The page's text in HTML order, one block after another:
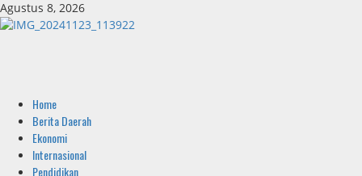
Skip
to
Agustus 8, 2026
Primary
Menu
Home
Berita Daerah
Ekonomi
Internasional
Pendidikan